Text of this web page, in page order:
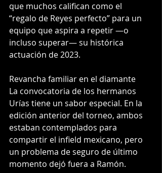
que muchos califican como el
“regalo de Reyes perfecto” para un
equipo que aspira a repetir —o
incluso superar— su histórica
actuación de 2023.
Revancha familiar en el diamante
La convocatoria de los hermanos
Urías tiene un sabor especial. En la
edición anterior del torneo, ambos
estaban contemplados para
compartir el infield mexicano, pero
un problema de seguro de último
momento dejó fuera a Ramón.